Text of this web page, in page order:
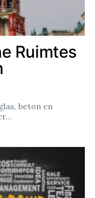
Ruimtes
beton en